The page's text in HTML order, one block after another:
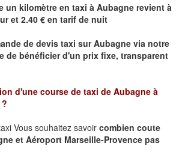
un kilomètre en taxi à Aubagne revient à
et 2.40 € en tarif de nuit
de devis taxi surAubagne via notre
de bénéficierd'un prix fixe, transparent
d'une course de taxi de Aubagne à
?
Vous souhaitez savoir combien coute
et Aéroport Marseille-Provence pas